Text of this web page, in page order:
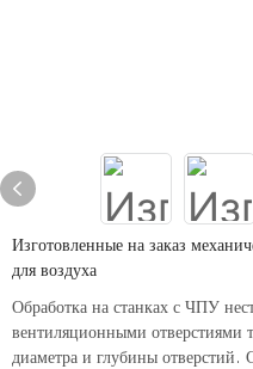
Изготовленные на заказ
для воздуха
Обработка на станках с ЧПУ
вентиляционными отверстиями
диаметра и глубины отверстий.